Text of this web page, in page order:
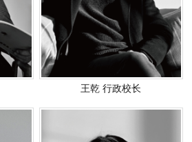
王乾 行政校长